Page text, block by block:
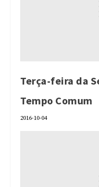
Terça-feira da
Tempo Comum
2016-10-04